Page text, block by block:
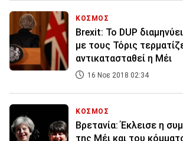
ΚΟΣΜΟΣ
Brexit: Το DUP
με τους Τόρις
αντικατασταθεί η Μέι
16 Νοε 2018 02:34
ΚΟΣΜΟΣ
Βρετανία: Έκλεισε η
της Μέι και του